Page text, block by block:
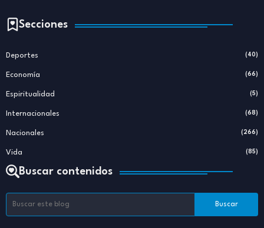
Secciones
Deportes (40)
Economía (66)
Espiritualidad (5)
Internacionales (68)
Nacionales (266)
Vida (85)
Buscar contenidos